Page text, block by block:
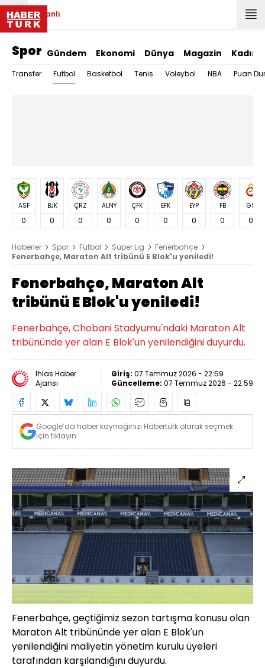
Canlı
Spor Gündem Ekonomi Dünya Magazin Kadın
Transfer Futbol Basketbol Tenis Voleybol NBA Puan
ASF
0
BJK
0
ÇRZ
0
ALNY
0
ÇFK
0
EFK
0
EYP
0
FB
0
GS
0
Haberler Spor Futbol Süper Lig
Fenerbahçe
Fenerbahçe, Maraton Alt tribünü E Blok'u yeniledi!
Fenerbahçe, Maraton Alt
tribünü E Blok'u yeniledi!
Fenerbahçe, Chobani Stadyumu'ndaki Maraton Alt
tribününde yer alan E Blok'un yenilendiğini duyurdu.
İhlas Haber
Ajansı
Giriş: 07 Temmuz 2026 - 22:59
Güncelleme: 07 Temmuz 2026 - 22:59
Google’da haber kaynağınızı Habertürk olarak seçmek
için tıklayın
Fenerbahçe, geçtiğimiz sezon tartışma konusu olan
Maraton Alt tribününde yer alan E Blok'un
yenilendiğini maliyetin yönetim kurulu üyeleri
tarafından karşılandığını duyurdu.